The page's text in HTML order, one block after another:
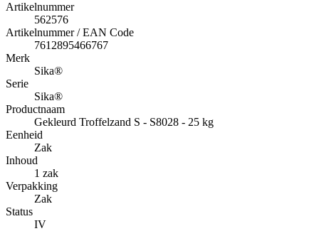
Artikelnummer
562576
Artikelnummer / EAN Code
7612895466767
Merk
Sika®
Serie
Sika®
Productnaam
Gekleurd Troffelzand S - S8028 - 25 kg
Eenheid
Zak
Inhoud
1 zak
Verpakking
Zak
Status
IV